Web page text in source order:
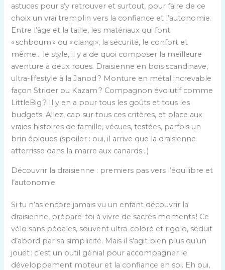
astuces pour s’y retrouver et surtout, pour faire de ce
choix un vrai tremplin vers la confiance et l’autonomie.
Entre l’âge et la taille, les matériaux qui font
« schboum » ou « clang », la sécurité, le confort et
même… le style, il y a de quoi composer la meilleure
aventure à deux roues. Draisienne en bois scandinave,
ultra-lifestyle à la Janod ? Monture en métal increvable
façon Strider ou Kazam ? Compagnon évolutif comme
LittleBig ? Il y en a pour tous les goûts et tous les
budgets. Allez, cap sur tous ces critères, et place aux
vraies histoires de famille, vécues, testées, parfois un
brin épiques (spoiler : oui, il arrive que la draisienne
atterrisse dans la marre aux canards…)
Découvrir la draisienne : premiers pas vers l’équilibre et
l’autonomie
Si tu n’as encore jamais vu un enfant découvrir la
draisienne, prépare-toi à vivre de sacrés moments ! Ce
vélo sans pédales, souvent ultra-coloré et rigolo, séduit
d’abord par sa simplicité. Mais il s’agit bien plus qu’un
jouet : c’est un outil génial pour accompagner le
développement moteur et la confiance en soi. Eh oui,